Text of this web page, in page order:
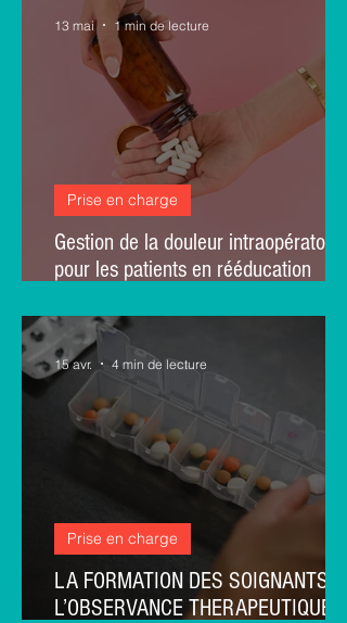
Gestion de la douleur intraopératoire
pour les patients en rééducation
d’analyse
Prise en charge
13 mai 1 min de lecture
LA FORMATION DES SOIGNANTS A
L’OBSERVANCE THERAPEUTIQUE :
Prise en charge
15 avr. 4 min de lecture